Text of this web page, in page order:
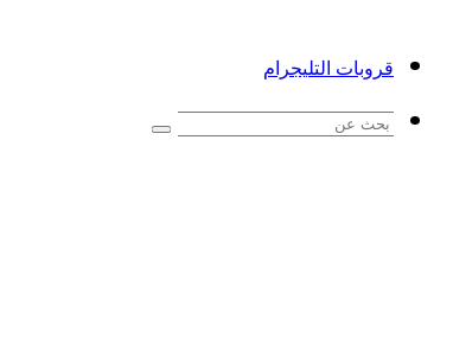
قروبات التليجرام
بحث